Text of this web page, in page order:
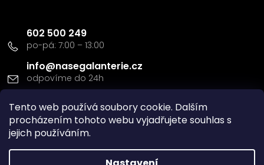
Tento web používá soubory cookie. Dalším
procházením tohoto webu vyjadřujete souhlas s
jejich používáním.
info@nasegalanterie.cz
602 500 249
Doprava a platba